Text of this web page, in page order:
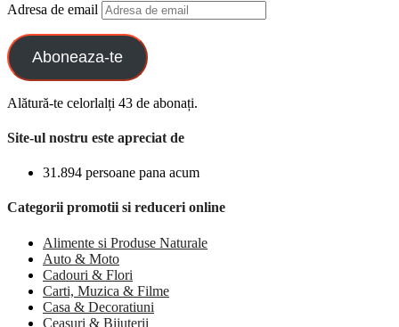
Adresa de email
Aboneaza-te
Alătură-te celorlalți 43 de abonați.
Site-ul nostru este apreciat de
31.894 persoane pana acum
Categorii promotii si reduceri online
Alimente si Produse Naturale
Auto & Moto
Cadouri & Flori
Carti, Muzica & Filme
Casa & Decoratiuni
Ceasuri & Bijuterii